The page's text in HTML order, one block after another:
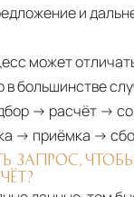
и
может
в большинстве
→ расчёт →
→ приёмка →
ЗАПРОС,